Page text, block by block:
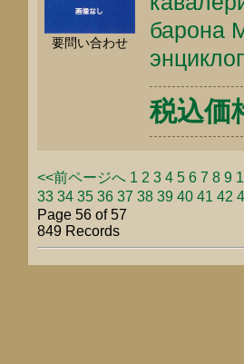
要問い合わせ
барона
税込価
<<前ページへ 1 2 3 4 5 6 7 8 9
33 34 35 36 37 38 39 40 41 42
Page 56 of 57
849 Records